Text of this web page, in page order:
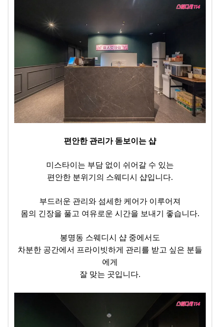
편안한 관리가 돋보이는 샵
미스타이는 부담 없이 쉬어갈 수 있는
편안한 분위기의 스웨디시 샵입니다.
부드러운 관리와 섬세한 케어가 이루어져
몸의 긴장을 풀고 여유로운 시간을 보내기 좋습니다.
봉명동 스웨디시 샵 중에서도
차분한 공간에서 프라이빗하게 관리를 받고 싶은 분들
에게
잘 맞는 곳입니다.